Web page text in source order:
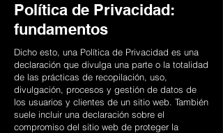
Política de Privacidad:
fundamentos
Dicho esto, una Política de Privacidad es una
declaración que divulga una parte o la totalidad
de las prácticas de recopilación, uso,
divulgación, procesos y gestión de datos de
los usuarios y clientes de un sitio web. También
suele incluir una declaración sobre el
compromiso del sitio web de proteger la